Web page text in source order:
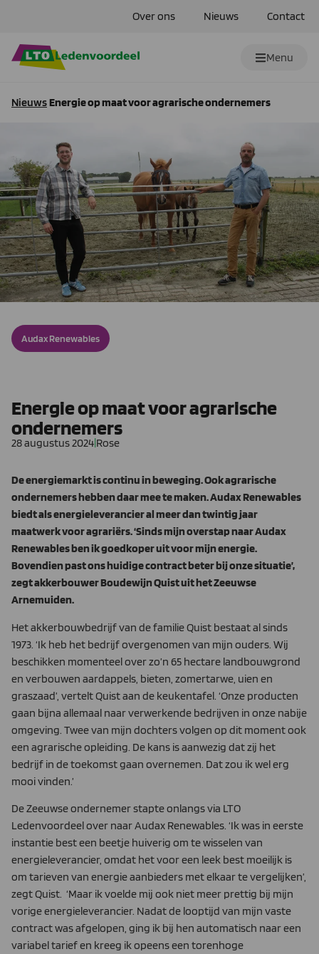
Over ons Nieuws Contact
Menu
NieuwsEnergie op maat voor agrarische ondernemers
Audax Renewables
Energie op maat voor agrarische
ondernemers
28 augustus 2024 Rose
De energiemarkt is continu in beweging. Ook agrarische
ondernemers hebben daar mee te maken. Audax Renewables
biedt als energieleverancier al meer dan twintig jaar
maatwerk voor agrariërs. ‘Sinds mijn overstap naar Audax
Renewables ben ik goedkoper uit voor mijn energie.
Bovendien past ons huidige contract beter bij onze situatie’,
zegt akkerbouwer Boudewijn Quist uit het Zeeuwse
Arnemuiden.
Het akkerbouwbedrijf van de familie Quist bestaat al sinds
1973. ‘Ik heb het bedrijf overgenomen van mijn ouders. Wij
beschikken momenteel over zo’n 65 hectare landbouwgrond
en verbouwen aardappels, bieten, zomertarwe, uien en
graszaad’, vertelt Quist aan de keukentafel. ‘Onze producten
gaan bijna allemaal naar verwerkende bedrijven in onze nabije
omgeving. Twee van mijn dochters volgen op dit moment ook
een agrarische opleiding. De kans is aanwezig dat zij het
bedrijf in de toekomst gaan overnemen. Dat zou ik wel erg
mooi vinden.’
De Zeeuwse ondernemer stapte onlangs via LTO
Ledenvoordeel over naar Audax Renewables. ‘Ik was in eerste
instantie best een beetje huiverig om te wisselen van
energieleverancier, omdat het voor een leek best moeilijk is
om tarieven van energie aanbieders met elkaar te vergelijken’,
zegt Quist. ‘Maar ik voelde mij ook niet meer prettig bij mijn
vorige energieleverancier. Nadat de looptijd van mijn vaste
contract was afgelopen, ging ik bij hen automatisch naar een
variabel tarief en kreeg ik opeens een torenhoge